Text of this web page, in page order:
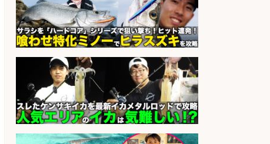
日払いOKで即日収入/ライン作業員/
「堺市堺区」「時給1,600円」堺市
堺区の工場で自転車部品や釣り具の
組立/入社祝金10万円/未経験歓迎・
土日祝休みで年間休日126日・日払
いOK/大阪府
会社名
パーソルファクトリーパートナ
ーズ株式会社
sponsored by 求人ボックス